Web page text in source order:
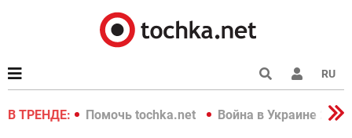
RU
В ТРЕНДЕ:
2022 Помочь tochka.net Война в Украине 2022